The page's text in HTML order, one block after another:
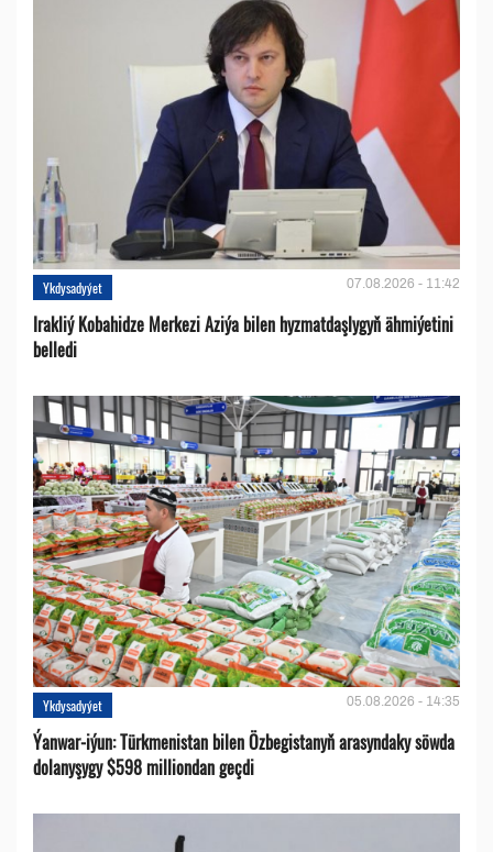
Ykdysadyýet 07.08.2026 - 11:42
Irakliý Kobahidze Merkezi Aziýa bilen hyzmatdaşlygyň ähmiýetini
belledi
Ykdysadyýet 05.08.2026 - 14:35
Ýanwar-iýun: Türkmenistan bilen Özbegistanyň arasyndaky söwda
dolanyşygy $598 milliondan geçdi